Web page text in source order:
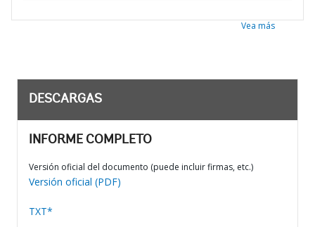
Vea más
DESCARGAS
INFORME COMPLETO
Versión oficial del documento (puede incluir firmas, etc.)
Versión oficial (PDF)
TXT*